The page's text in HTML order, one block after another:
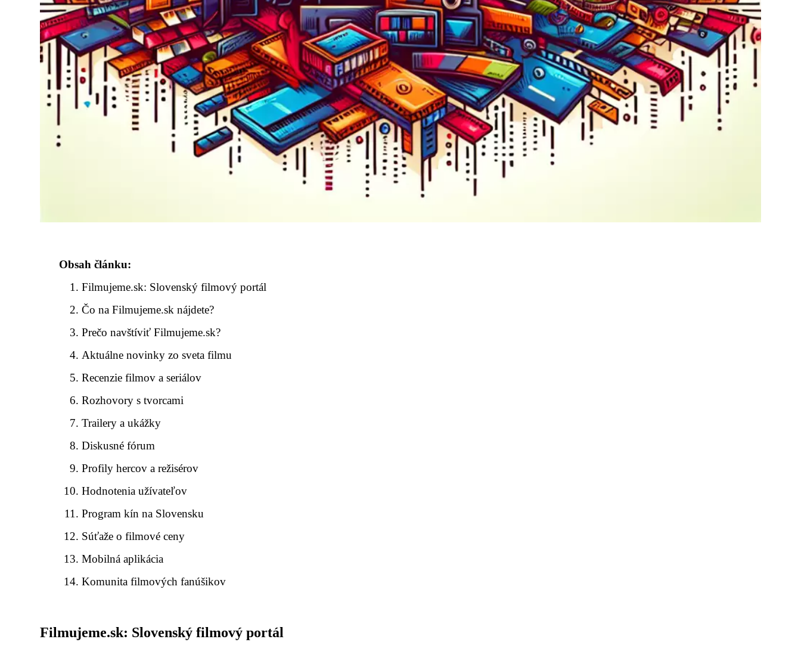
Obsah článku:
Filmujeme.sk: Slovenský filmový portál
Čo na Filmujeme.sk nájdete?
Prečo navštíviť Filmujeme.sk?
Aktuálne novinky zo sveta filmu
Recenzie filmov a seriálov
Rozhovory s tvorcami
Trailery a ukážky
Diskusné fórum
Profily hercov a režisérov
Hodnotenia užívateľov
Program kín na Slovensku
Súťaže o filmové ceny
Mobilná aplikácia
Komunita filmových fanúšikov
Filmujeme.sk: Slovenský filmový portál